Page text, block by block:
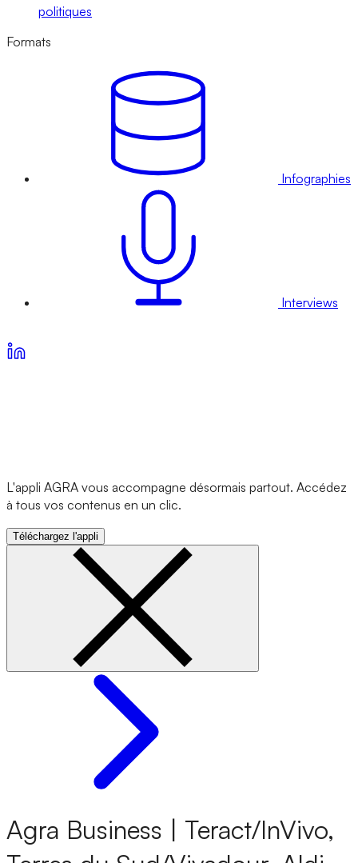
politiques
Formats
Infographies
Interviews
L'appli AGRA vous accompagne désormais partout. Accédez
à tous vos contenus en un clic.
Téléchargez l'appli
Agra Business | Teract/InVivo,